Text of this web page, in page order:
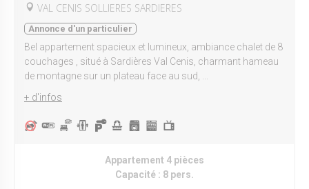
VAL CENIS SOLLIERES SARDIERES
Annonce d'un particulier
Bel appartement spacieux et lumineux, ambiance chalet de 8
couchages , situé à Sardières Val Cenis, charmant hameau
de montagne sur un plateau face au sud, ...
+ d'infos
Appartement 4 pièces
Capacité : 8 pers.